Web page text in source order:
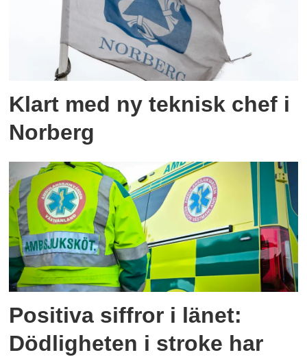
Klart med ny teknisk chef i
Norberg
Positiva siffror i länet:
Dödligheten i stroke har